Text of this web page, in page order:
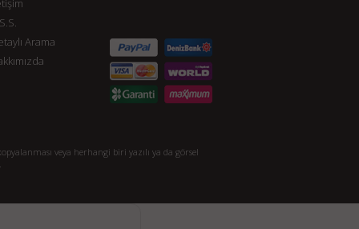
Arama
veya herhangi biri yazılı ya da görsel